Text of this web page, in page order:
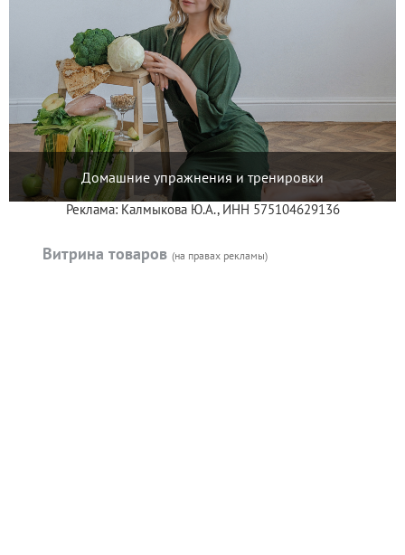
Домашние упражнения и тренировки
Реклама: Калмыкова Ю.А., ИНН 575104629136
Витрина товаров (на правах рекламы)